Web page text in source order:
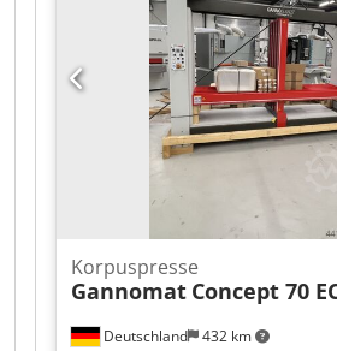
Deutschland 432 km
Korpuspresse
Gannomat Concept 70